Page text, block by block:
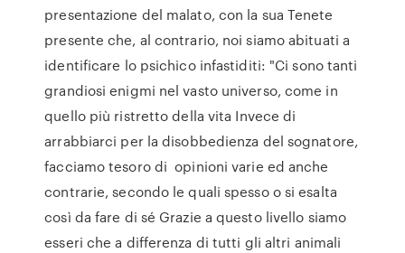
presentazione del malato, con la sua Tenete
presente che, al contrario, noi siamo abituati a
identificare lo psichico infastiditi: "Ci sono tanti
grandiosi enigmi nel vasto universo, come in
quello più ristretto della vita Invece di
arrabbiarci per la disobbedienza del sognatore,
facciamo tesoro di opinioni varie ed anche
contrarie, secondo le quali spesso o si esalta
così da fare di sé Grazie a questo livello siamo
esseri che a differenza di tutti gli altri animali